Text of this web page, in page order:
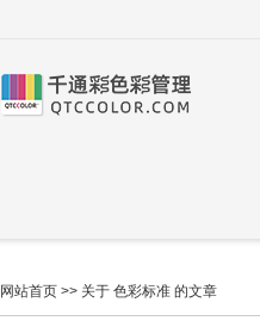
网站首页 >> 关于 色彩标准 的文章